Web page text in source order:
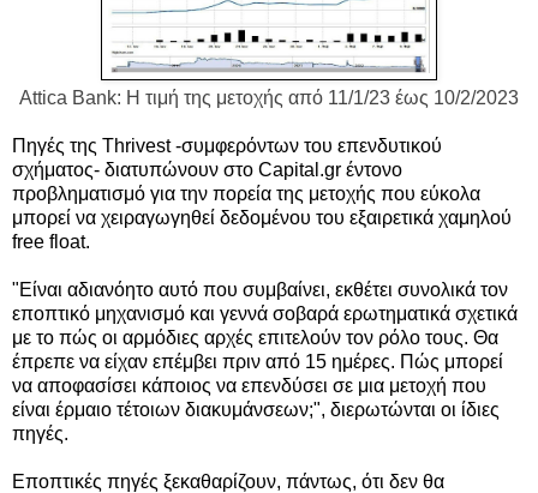
Attica Bank: Η τιμή της μετοχής από 11/1/23 έως 10/2/2023
Πηγές της Thrivest -συμφερόντων του επενδυτικού
σχήματος- διατυπώνουν στο Capital.gr έντονο
προβληματισμό για την πορεία της μετοχής που εύκολα
μπορεί να χειραγωγηθεί δεδομένου του εξαιρετικά χαμηλού
free float.
"Είναι αδιανόητο αυτό που συμβαίνει, εκθέτει συνολικά τον
εποπτικό μηχανισμό και γεννά σοβαρά ερωτηματικά σχετικά
με το πώς οι αρμόδιες αρχές επιτελούν τον ρόλο τους. Θα
έπρεπε να είχαν επέμβει πριν από 15 ημέρες. Πώς μπορεί
να αποφασίσει κάποιος να επενδύσει σε μια μετοχή που
είναι έρμαιο τέτοιων διακυμάνσεων;", διερωτώνται οι ίδιες
πηγές.
Εποπτικές πηγές ξεκαθαρίζουν, πάντως, ότι δεν θα